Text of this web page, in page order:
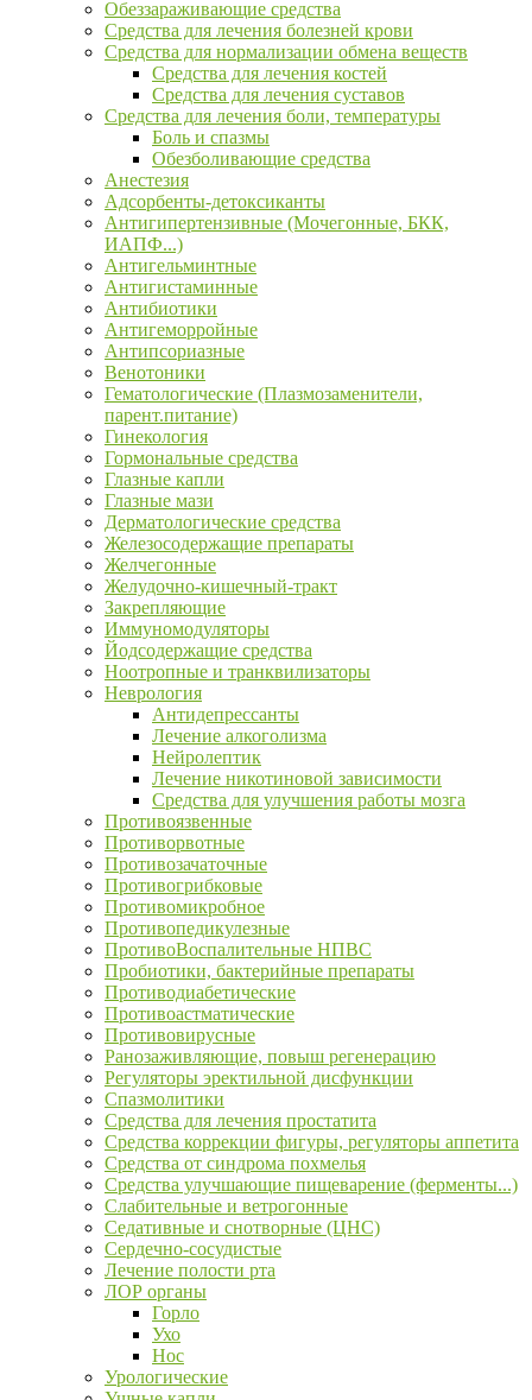
Обеззараживающие средства
Средства для лечения болезней крови
Средства для нормализации обмена веществ
Средства для лечения костей
Средства для лечения суставов
Средства для лечения боли, температуры
Боль и спазмы
Обезболивающие средства
Анестезия
Адсорбенты-детоксиканты
Антигипертензивные (Мочегонные, БКК,
ИАПФ...)
Антигельминтные
Антигистаминные
Антибиотики
Антигеморройные
Антипсориазные
Венотоники
Гематологические (Плазмозаменители,
парент.питание)
Гинекология
Гормональные средства
Глазные капли
Глазные мази
Дерматологические средства
Железосодержащие препараты
Желчегонные
Желудочно-кишечный-тракт
Закрепляющие
Иммуномодуляторы
Йодсодержащие средства
Ноотропные и транквилизаторы
Неврология
Антидепрессанты
Лечение алкоголизма
Нейролептик
Лечение никотиновой зависимости
Средства для улучшения работы мозга
Противоязвенные
Противорвотные
Противозачаточные
Противогрибковые
Противомикробное
Противопедикулезные
ПротивоВоспалительные НПВС
Пробиотики, бактерийные препараты
Противодиабетические
Противоастматические
Противовирусные
Ранозаживляющие, повыш регенерацию
Регуляторы эректильной дисфункции
Спазмолитики
Средства для лечения простатита
Средства коррекции фигуры, регуляторы аппетита
Средства от синдрома похмелья
Средства улучшающие пищеварение (ферменты...)
Слабительные и ветрогонные
Седативные и снотворные (ЦНС)
Сердечно-сосудистые
Лечение полости рта
ЛОР органы
Горло
Ухо
Нос
Урологические